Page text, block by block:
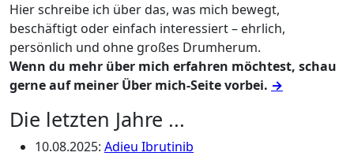
Hier schreibe ich über das, was mich bewegt,
beschäftigt oder einfach interessiert – ehrlich,
persönlich und ohne großes Drumherum.
Wenn du mehr über mich erfahren möchtest, schau
gerne auf meiner Über mich-Seite vorbei. →
Die letzten Jahre ...
10.08.2025: Adieu Ibrutinib